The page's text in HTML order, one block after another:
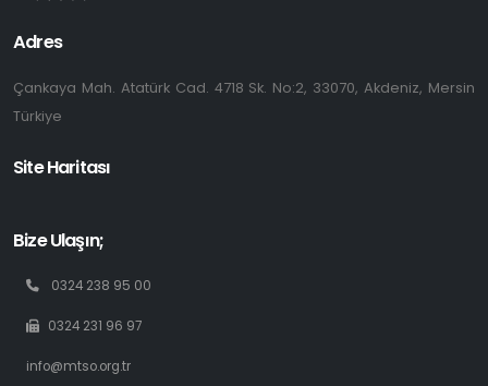
Adres
Çankaya Mah. Atatürk Cad. 4718 Sk. No:2, 33070, Akdeniz, Mersin
Türkiye
Site Haritası
Bize Ulaşın;
0324 238 95 00
0324 231 96 97
info@mtso.org.tr